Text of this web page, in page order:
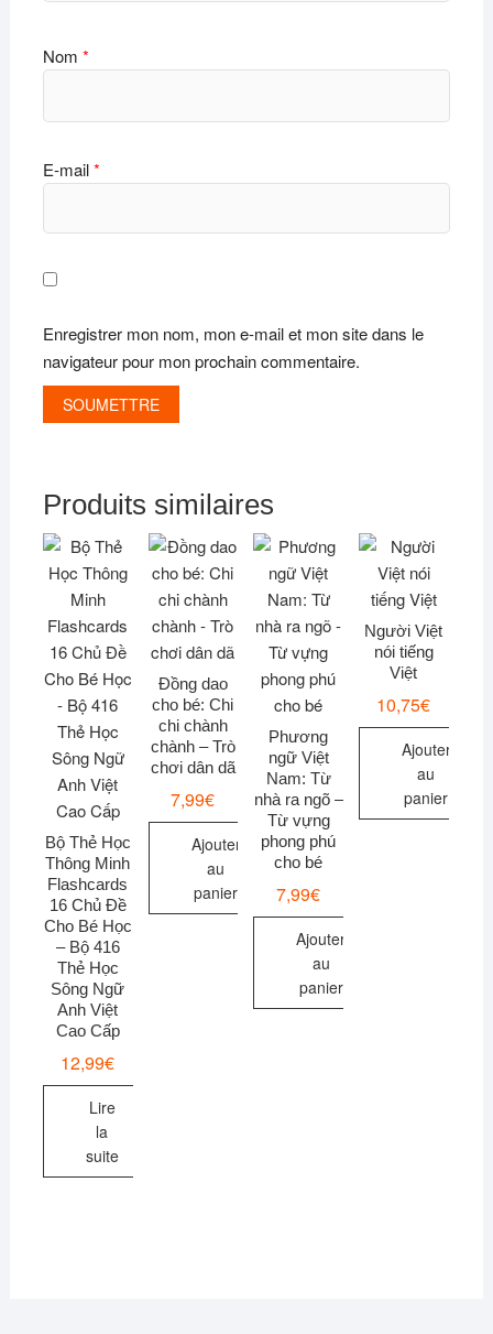
Nom *
E-mail*
Enregistrer mon nom, mon e-mail et mon site dans le
navigateur pour mon prochain commentaire.
Produits similaires
Bộ Thẻ Học
Thông Minh
Flashcards
16 Chủ Đề
Cho Bé Học
– Bộ 416
Thẻ Học
Sông Ngữ
Anh Việt
Cao Cấp
12,99€
Lire
la
suite
Đồng dao
cho bé: Chi
chi chành
chành – Trò
chơi dân dã
7,99€
Ajouter
au
panier
Phương
ngữ Việt
Nam: Từ
nhà ra ngõ –
Từ vựng
phong phú
cho bé
7,99€
Ajouter
au
panier
Người Việt
nói tiếng
Việt
10,75€
Ajouter
au
panier